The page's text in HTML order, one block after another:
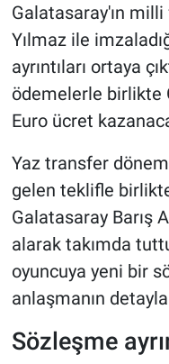
Galatasaray'ın
Yılmaz ile
ayrıntıları ortaya
ödemelerle birlikte
Euro ücret
Yaz transfer
gelen teklifle
Galatasaray Barış
alarak takımda
oyuncuya yeni bir
anlaşmanın
Sözleşme